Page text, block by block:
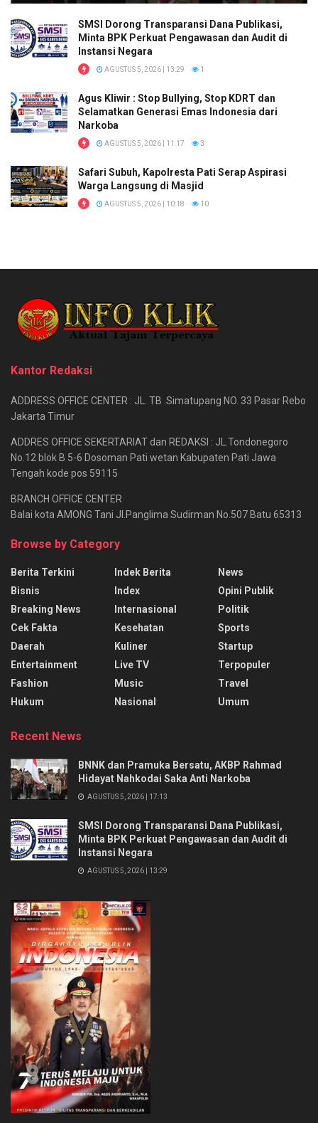
SMSI Dorong Transparansi Dana Publikasi,
Minta BPK Perkuat Pengawasan dan Audit di
Instansi Negara
AGUSTUS 5, 2026 | 13:29 1
Agus Kliwir : Stop Bullying, Stop KDRT dan
Selamatkan Generasi Emas Indonesia dari
Narkoba
AGUSTUS 5, 2026 | 11:17 3
Safari Subuh, Kapolresta Pati Serap Aspirasi
Warga Langsung di Masjid
AGUSTUS 5, 2026 | 10:18 10
Kantor Redaksi
ADDRESS OFFICE CENTER : JL. TB .Simatupang NO. 33 Pasar Rebo
Jakarta Timur
ADDRES OFFICE SEKERTARIAT dan REDAKSI : JL.Tondonegoro
No.12 blok B 5-6 Dosoman Pati wetan Kabupaten Pati Jawa
Tengah kode pos 59115
BRANCH OFFICE CENTER
Balai kota AMONG Tani Jl.Panglima Sudirman No.507 Batu 65313
Browse by Category
Berita Terkini
Bisnis
Breaking News
Cek Fakta
Daerah
Entertainment
Fashion
Hukum
Indek Berita
Index
Internasional
Kesehatan
Kuliner
Live TV
Music
Nasional
News
Opini Publik
Politik
Sports
Startup
Terpopuler
Travel
Umum
Recent News
BNNK dan Pramuka Bersatu, AKBP Rahmad
Hidayat Nahkodai Saka Anti Narkoba
AGUSTUS 5, 2026 | 17:13
SMSI Dorong Transparansi Dana Publikasi,
Minta BPK Perkuat Pengawasan dan Audit di
Instansi Negara
AGUSTUS 5, 2026 | 13:29